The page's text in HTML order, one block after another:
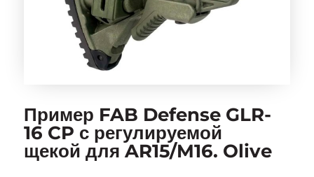
Пример FAB Defense GLR-
16 CP с регулируемой
щекой для AR15/M16. Olive